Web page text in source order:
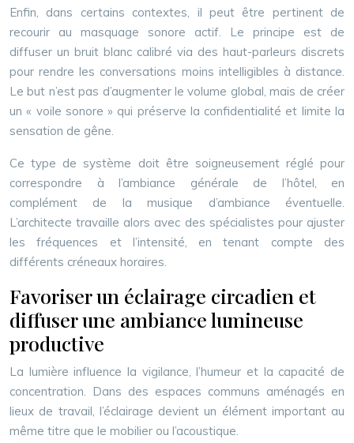
Enfin, dans certains contextes, il peut être pertinent de
recourir au masquage sonore actif. Le principe est de
diffuser un bruit blanc calibré via des haut-parleurs discrets
pour rendre les conversations moins intelligibles à distance.
Le but n’est pas d’augmenter le volume global, mais de créer
un « voile sonore » qui préserve la confidentialité et limite la
sensation de gêne.
Ce type de système doit être soigneusement réglé pour
correspondre à l’ambiance générale de l’hôtel, en
complément de la musique d’ambiance éventuelle.
L’architecte travaille alors avec des spécialistes pour ajuster
les fréquences et l’intensité, en tenant compte des
différents créneaux horaires.
Favoriser un éclairage circadien et
diffuser une ambiance lumineuse
productive
La lumière influence la vigilance, l’humeur et la capacité de
concentration. Dans des espaces communs aménagés en
lieux de travail, l’éclairage devient un élément important au
même titre que le mobilier ou l’acoustique.